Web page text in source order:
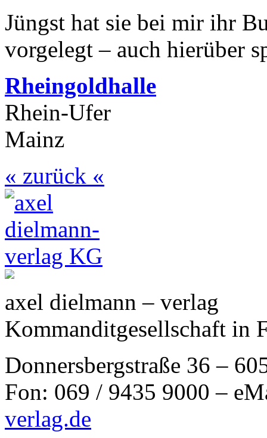
Jüngst hat sie bei mir ihr
vorgelegt – auch hierüber
Rheingoldhalle
Rhein-Ufer
Mainz
« zurück «
axel dielmann – verlag
Kommanditgesellschaft in
Donnersbergstraße 36 –
Fon: 069 / 9435 9000 –
verlag.de